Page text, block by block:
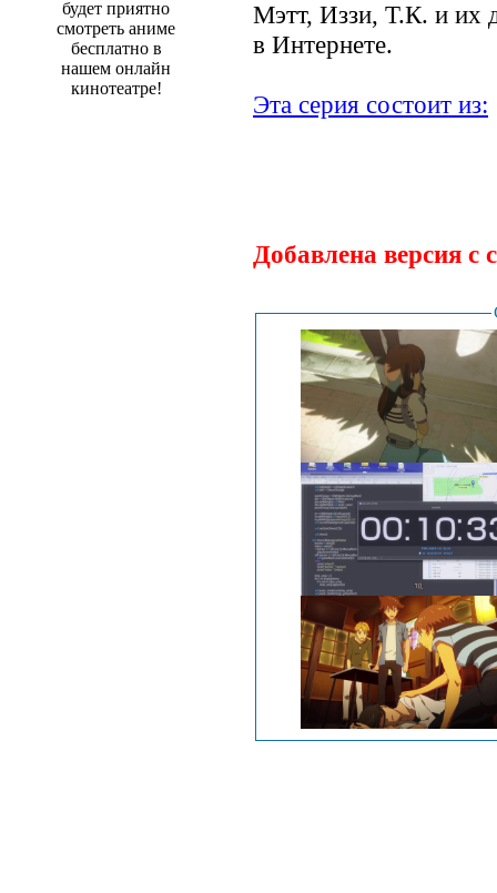
будет приятно
смотреть аниме
бесплатно в
нашем онлайн
кинотеатре!
Мэтт, Иззи, Т.К. и их
в Интернете.
Эта серия состоит из:
Добавлена версия с